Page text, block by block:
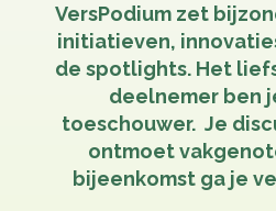
VersPodium zet
initiatieven,
de spotlights. Het
deelnemer ben
toeschouwer. Je
ontmoet
bijeenkomst ga je